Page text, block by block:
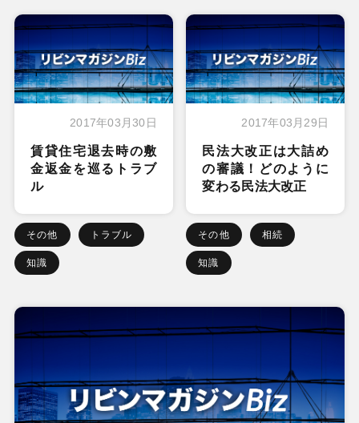
2017年03月30日
賃貸住宅退去時の敷
金返金を巡るトラブ
ル
その他 トラブル
知識
2017年03月29日
民法大改正は大詰め
の審議！どのように
変わる民法大改正
その他 相続
知識